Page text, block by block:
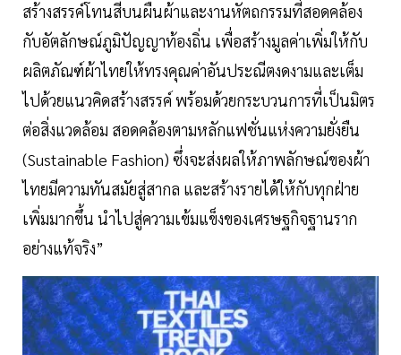
สร้างสรรค์โทนสีบนผืนผ้าและงานหัตถกรรมที่สอดคล้อง
กับอัตลักษณ์ภูมิปัญญาท้องถิ่น เพื่อสร้างมูลค่าเพิ่มให้กับ
ผลิตภัณฑ์ผ้าไทยให้ทรงคุณค่าอันประณีตงดงามและเต็ม
ไปด้วยแนวคิดสร้างสรรค์ พร้อมด้วยกระบวนการที่เป็นมิตร
ต่อสิ่งแวดล้อม สอดคล้องตามหลักแฟชั่นแห่งความยั่งยืน
(Sustainable Fashion) ซึ่งจะส่งผลให้ภาพลักษณ์ของผ้า
ไทยมีความทันสมัยสู่สากล และสร้างรายได้ให้กับทุกฝ่าย
เพิ่มมากขึ้น นำไปสู่ความเข้มแข็งของเศรษฐกิจฐานราก
อย่างแท้จริง”